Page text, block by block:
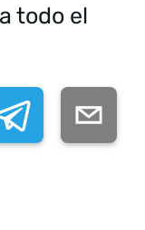
todo el